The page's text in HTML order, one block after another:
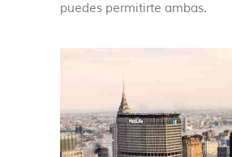
puedes permitirte ambas.